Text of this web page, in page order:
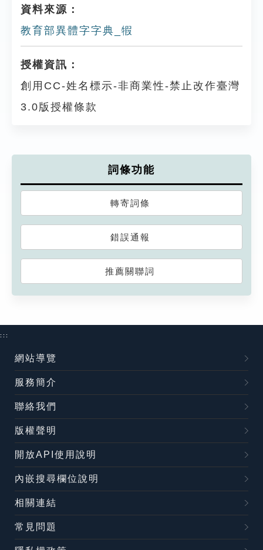
資料來源：
教育部異體字字典_犌
授權資訊：
創用CC-姓名標示-非商業性-禁止改作臺灣
3.0版授權條款
詞條功能
轉寄詞條
錯誤通報
推薦關聯詞
:::
網站導覽
服務簡介
聯絡我們
版權聲明
開放API使用說明
內嵌搜尋欄位說明
相關連結
常見問題